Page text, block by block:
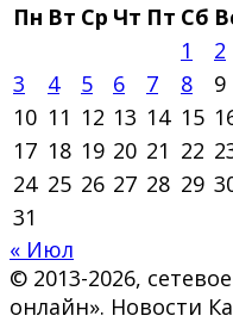
Пн Вт Ср Чт Пт Сб
1
2
3
4 5 6 7 8
9
10 11 12 13 14 15
17 18 19 20 21 22
24 25 26 27 28 29
31
« Июл
© 2013-2026,
онлайн». Новости